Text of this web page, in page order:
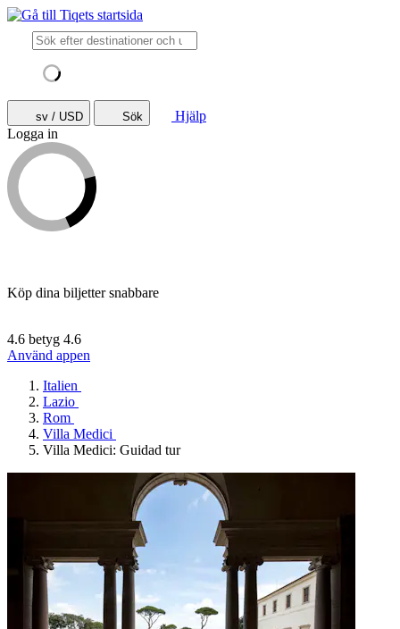
sv / USD Sök
Hjälp
Logga in
Köp dina biljetter snabbare
4.6 betyg 4.6
Använd appen
Italien
Lazio
Rom
Villa Medici
Villa Medici: Guidad tur